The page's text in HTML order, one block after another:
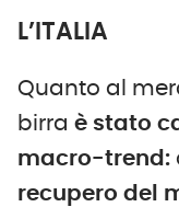
L’ITALIA
Quanto al
birra è stato
macro-trend:
recupero del